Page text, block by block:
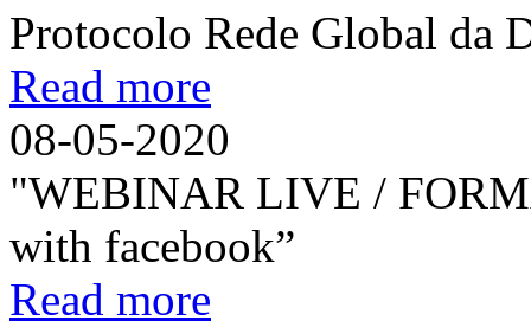
Protocolo Rede Global da
Read more
08-05-2020
"WEBINAR LIVE /
with facebook”
Read more